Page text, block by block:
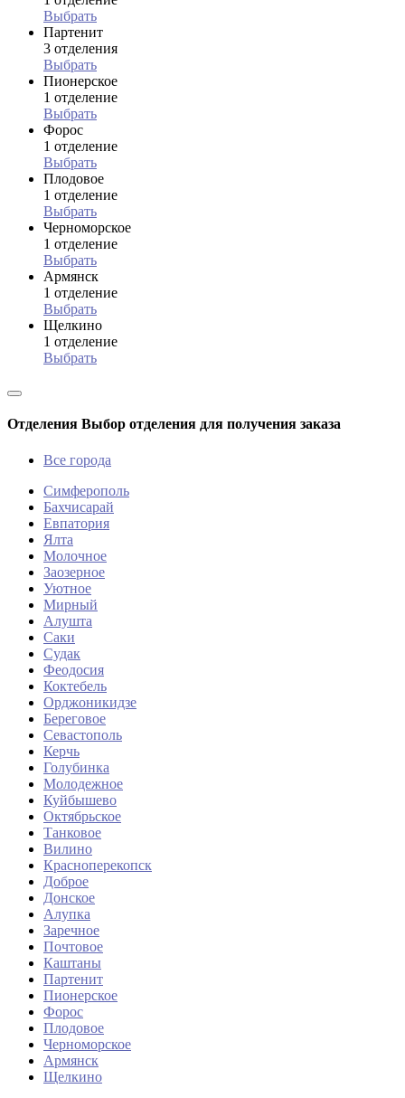
Выбрать
Партенит
3 отделения
Выбрать
Пионерское
1 отделение
Выбрать
Форос
1 отделение
Выбрать
Плодовое
1 отделение
Выбрать
Черноморское
1 отделение
Выбрать
Армянск
1 отделение
Выбрать
Щелкино
1 отделение
Выбрать
Отделения Выбор отделения для получения заказа
Все города
Симферополь
Бахчисарай
Евпатория
Ялта
Молочное
Заозерное
Уютное
Мирный
Алушта
Саки
Судак
Феодосия
Коктебель
Орджоникидзе
Береговое
Севастополь
Керчь
Голубинка
Молодежное
Куйбышево
Октябрьское
Танковое
Вилино
Красноперекопск
Доброе
Донское
Алупка
Заречное
Почтовое
Каштаны
Партенит
Пионерское
Форос
Плодовое
Черноморское
Армянск
Щелкино